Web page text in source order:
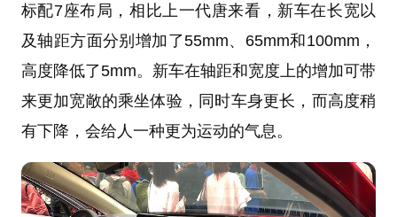
标配7座布局，相比上一代唐来看，新车在长宽以
及轴距方面分别增加了55mm、65mm和100mm，
高度降低了5mm。新车在轴距和宽度上的增加可带
来更加宽敞的乘坐体验，同时车身更长，而高度稍
有下降，会给人一种更为运动的气息。